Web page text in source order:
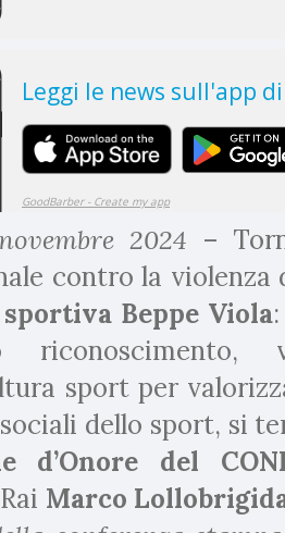
2024 –
contro la violenza
Beppe Viola
riconoscimento,
sport per
dello sport, si
d’Onore del
Marco